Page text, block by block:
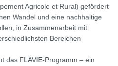
Agricole et Rural) gefördert
Wandel und eine nachhaltige
in Zusammenarbeit mit
Bereichen
das FLAVIE-Programm – ein